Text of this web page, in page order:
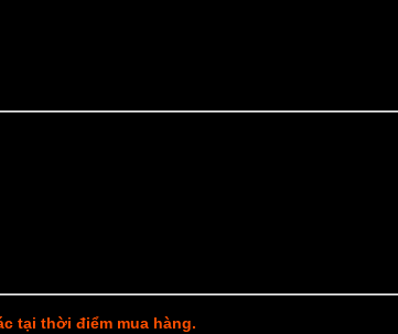
tại thời điểm mua hàng.